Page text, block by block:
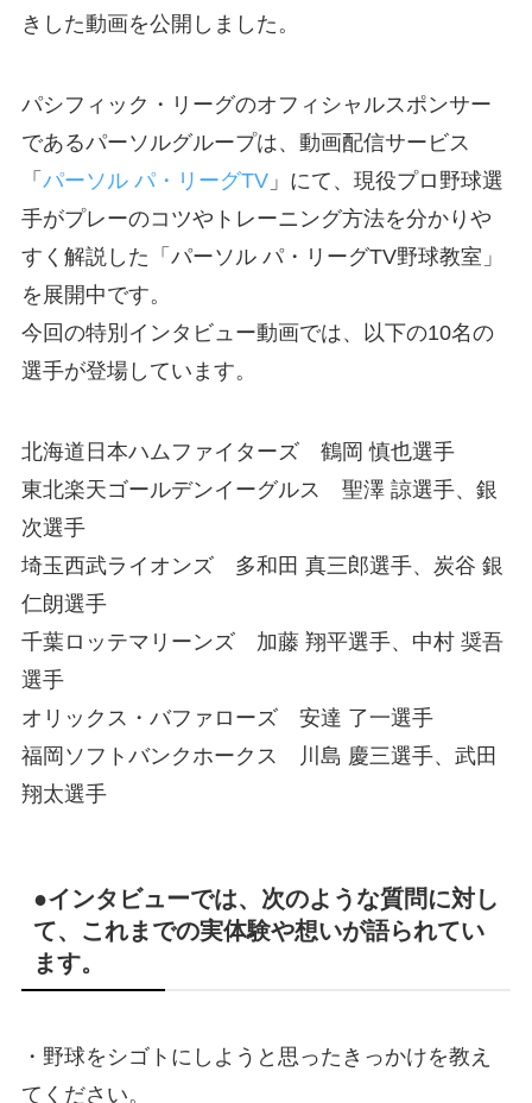
きした動画を公開しました。
パシフィック・リーグのオフィシャルスポンサー
であるパーソルグループは、動画配信サービス
「 パーソル パ・リーグTV」にて、現役プロ野球選
手がプレーのコツやトレーニング方法を分かりや
すく解説した「パーソル パ・リーグTV野球教室」
を展開中です。
今回の特別インタビュー動画では、以下の10名の
選手が登場しています。
北海道日本ハムファイターズ 鶴岡 慎也選手
東北楽天ゴールデンイーグルス 聖澤 諒選手、銀
次選手
埼玉西武ライオンズ 多和田 真三郎選手、炭谷 銀
仁朗選手
千葉ロッテマリーンズ 加藤 翔平選手、中村 奨吾
選手
オリックス・バファローズ 安達 了一選手
福岡ソフトバンクホークス 川島 慶三選手、武田
翔太選手
●インタビューでは、次のような質問に対し
て、これまでの実体験や想いが語られてい
ます。
・野球をシゴトにしようと思ったきっかけを教え
てください。